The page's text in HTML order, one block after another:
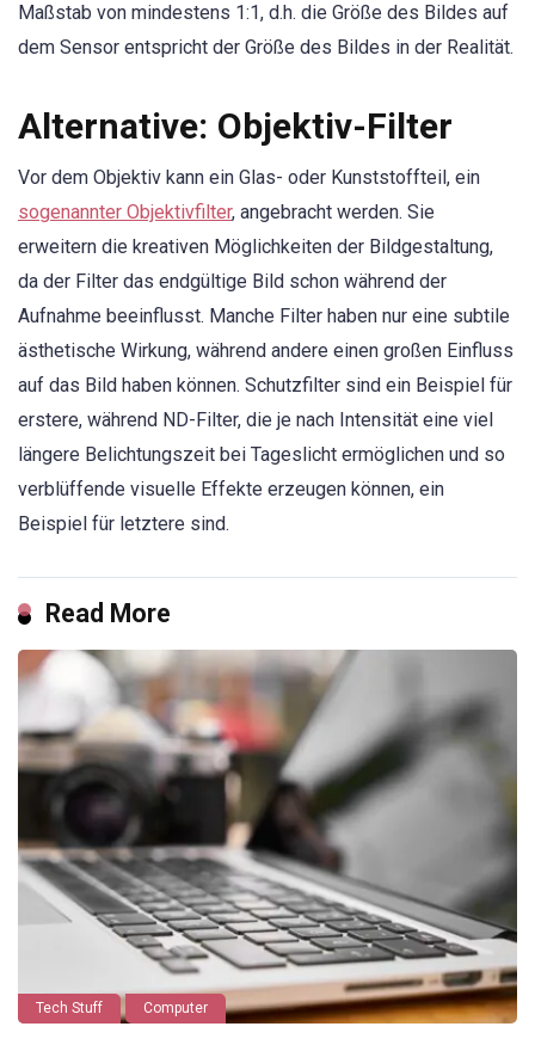
Maßstab von mindestens 1:1, d.h. die Größe des Bildes auf
dem Sensor entspricht der Größe des Bildes in der Realität.
Alternative: Objektiv-Filter
Vor dem Objektiv kann ein Glas- oder Kunststoffteil, ein
sogenannter Objektivfilter, angebracht werden. Sie
erweitern die kreativen Möglichkeiten der Bildgestaltung,
da der Filter das endgültige Bild schon während der
Aufnahme beeinflusst. Manche Filter haben nur eine subtile
ästhetische Wirkung, während andere einen großen Einfluss
auf das Bild haben können. Schutzfilter sind ein Beispiel für
erstere, während ND-Filter, die je nach Intensität eine viel
längere Belichtungszeit bei Tageslicht ermöglichen und so
verblüffende visuelle Effekte erzeugen können, ein
Beispiel für letztere sind.
Read More
Tech Stuff Computer